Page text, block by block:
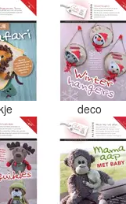
deco